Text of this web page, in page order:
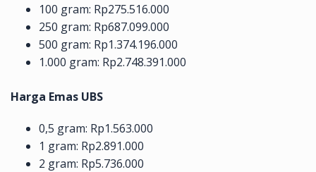
100 gram: Rp275.516.000
250 gram: Rp687.099.000
500 gram: Rp1.374.196.000
1.000 gram: Rp2.748.391.000
Harga Emas UBS
0,5 gram: Rp1.563.000
1 gram: Rp2.891.000
2 gram: Rp5.736.000